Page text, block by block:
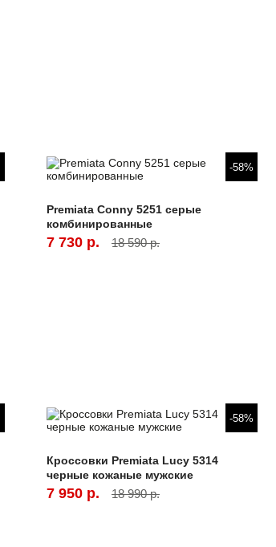
-58%
Premiata Conny 5251 серые
комбинированные
7 730 р. 18 590 р.
-58%
Кроссовки Premiata Lucy 5314
черные кожаные мужские
7 950 р. 18 990 р.